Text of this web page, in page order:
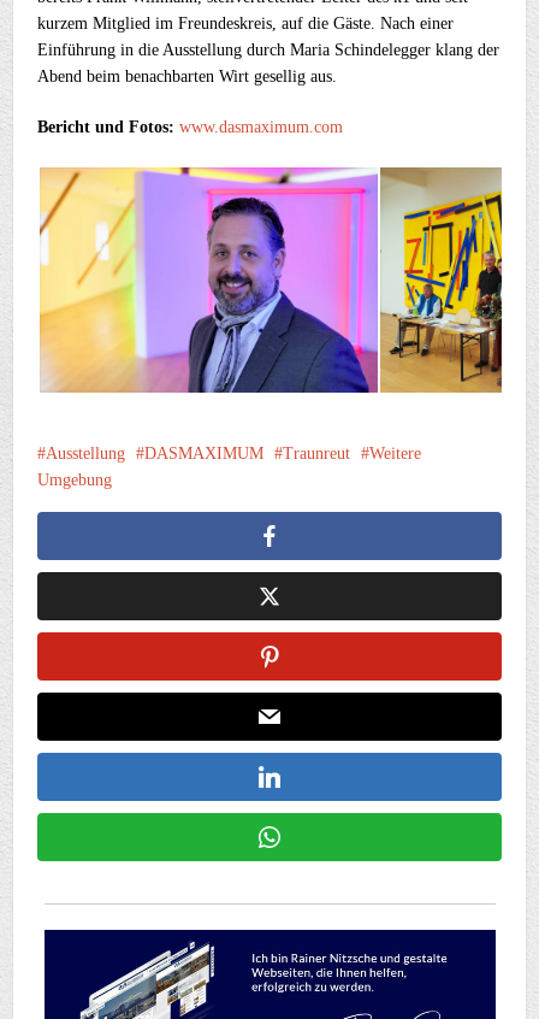
kurzem Mitglied im Freundeskreis, auf die Gäste. Nach einer
Einführung in die Ausstellung durch Maria Schindelegger klang der
Abend beim benachbarten Wirt gesellig aus.
Bericht und Fotos: www.dasmaximum.com
Ausstellung DASMAXIMUM Traunreut
Weitere
Umgebung